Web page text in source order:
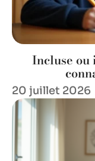
Incluse ou
20 juillet 2026